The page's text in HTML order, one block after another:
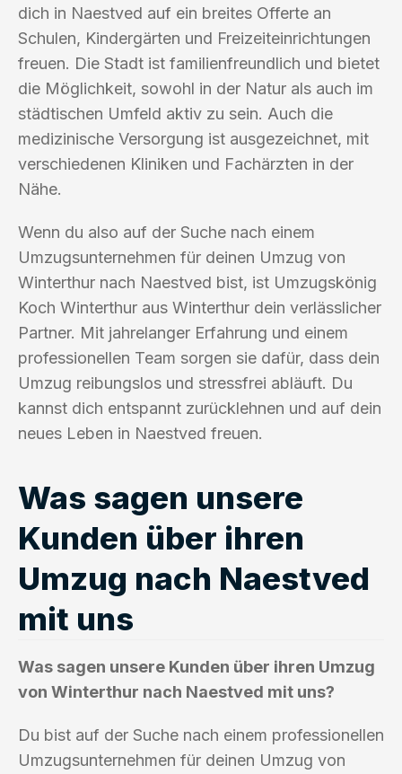
dich in Naestved auf ein breites Offerte an
Schulen, Kindergärten und Freizeiteinrichtungen
freuen. Die Stadt ist familienfreundlich und bietet
die Möglichkeit, sowohl in der Natur als auch im
städtischen Umfeld aktiv zu sein. Auch die
medizinische Versorgung ist ausgezeichnet, mit
verschiedenen Kliniken und Fachärzten in der
Nähe.
Wenn du also auf der Suche nach einem
Umzugsunternehmen für deinen Umzug von
Winterthur nach Naestved bist, ist Umzugskönig
Koch Winterthur aus Winterthur dein verlässlicher
Partner. Mit jahrelanger Erfahrung und einem
professionellen Team sorgen sie dafür, dass dein
Umzug reibungslos und stressfrei abläuft. Du
kannst dich entspannt zurücklehnen und auf dein
neues Leben in Naestved freuen.
Was sagen unsere
Kunden über ihren
Umzug nach Naestved
mit uns
Was sagen unsere Kunden über ihren Umzug
von Winterthur nach Naestved mit uns?
Du bist auf der Suche nach einem professionellen
Umzugsunternehmen für deinen Umzug von